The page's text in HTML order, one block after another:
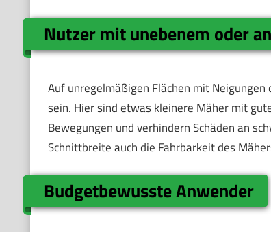
Nutzer mit unebenem oder
Auf unregelmäßigen Flächen mit
sein. Hier sind etwas kleinere Mäher mit
Bewegungen und verhindern Schäden an
Schnittbreite auch die Fahrbarkeit des
Budgetbewusste Anwender